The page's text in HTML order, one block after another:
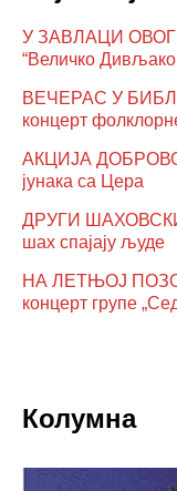
У ЗАВЛАЦИ ОВОГ
“Величко
ВЕЧЕРАС У
концерт
АКЦИЈА
јунака са Цера
ДРУГИ
шах спајају људе
НА ЛЕТЊОЈ
концерт групе
Колумна